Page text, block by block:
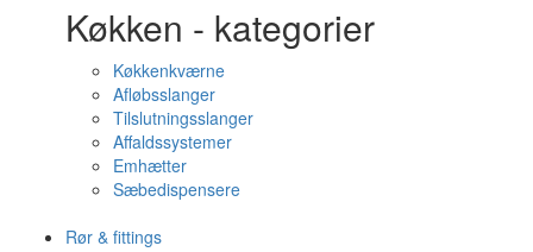
Køkken - kategorier
Køkkenkværne
Afløbsslanger
Tilslutningsslanger
Affaldssystemer
Emhætter
Sæbedispensere
Rør & fittings